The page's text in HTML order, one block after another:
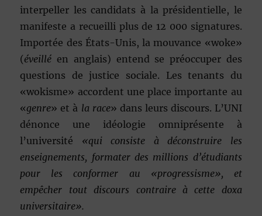
interpeller les candidats à la présidentielle, le
manifeste a recueilli plus de 12 000 signatures.
Importée des États-Unis, la mouvance «woke»
(éveillé en anglais) entend se préoccuper des
questions de justice sociale. Les tenants du
«wokisme» accordent une place importante au
«genre» et à la race» dans leurs discours. L’UNI
dénonce une idéologie omniprésente à
l’université «qui consiste à déconstruire les
enseignements, formater des millions d’étudiants
pour les conformer au «progressisme», et
empêcher tout discours contraire à cette doxa
universitaire».